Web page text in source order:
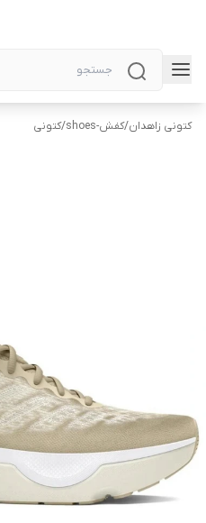
کتونی زاهدان/کفش-shoes /کتونی